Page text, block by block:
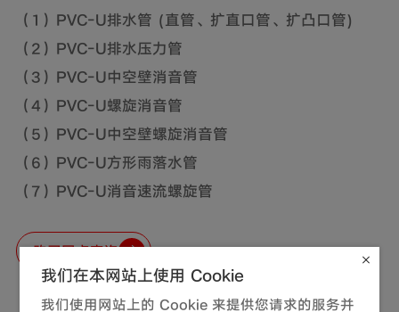
（1）PVC-U排水管 (直管、扩直口管、扩凸口管)
（2）PVC-U排水压力管
（3）PVC-U中空壁消音管
（4）PVC-U螺旋消音管
（5）PVC-U中空壁螺旋消音管
（6）PVC-U方形雨落水管
（7）PVC-U消音速流螺旋管
购买网点查询
我们在本网站上使用 Cookie
我们使用网站上的 Cookie 来提供您请求的服务并